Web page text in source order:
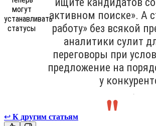
активном поиске». А
работу» без всякой
аналитики сулит
переговоры при
предложение на
у
.
↩ К другим статьям